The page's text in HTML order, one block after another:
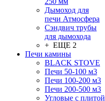
Дымоход для
печи Атмосфера
Сэндвич трубы
для дымохода
+ ЕЩЕ 2
Печи камины
BLACK STOVE
Печи 50-100 м3
Печи 100-200 м3
Печи 200-500 м3
Угловые с плитой